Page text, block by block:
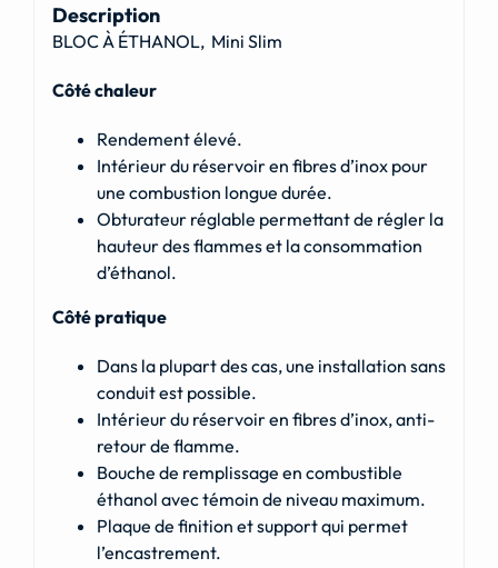
Description
BLOC À ÉTHANOL, Mini Slim
Côté chaleur
Rendement élevé.
Intérieur du réservoir en fibres d’inox pour
une combustion longue durée.
Obturateur réglable permettant de régler la
hauteur des flammes et la consommation
d’éthanol.
Côté pratique
Dans la plupart des cas, une installation sans
conduit est possible.
Intérieur du réservoir en fibres d’inox, anti-
retour de flamme.
Bouche de remplissage en combustible
éthanol avec témoin de niveau maximum.
Plaque de finition et support qui permet
l’encastrement.